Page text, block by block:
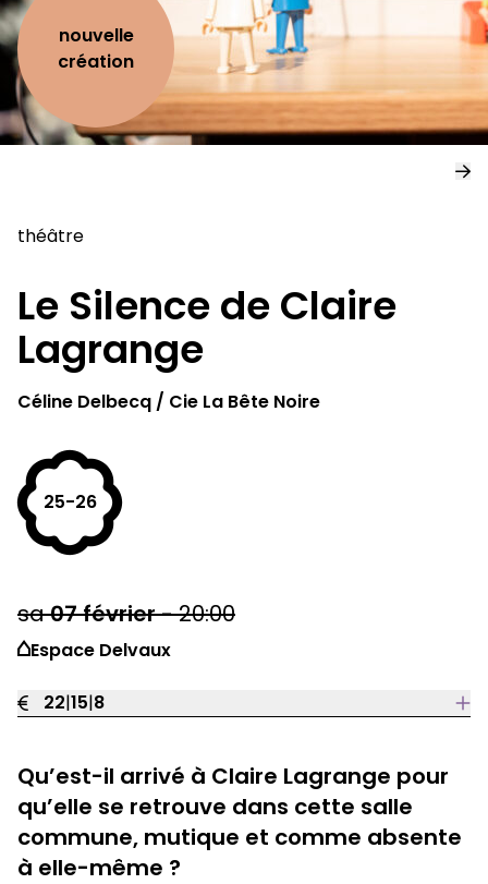
nouvelle
création
théâtre
Le Silence de Claire
Lagrange
Céline Delbecq / Cie La Bête Noire
25-26
sa07février-20:00
Espace Delvaux
22|15|8
Qu’est-il arrivé à Claire Lagrange pour
qu’elle se retrouve dans cette salle
commune, mutique et comme absente
à elle-même ?